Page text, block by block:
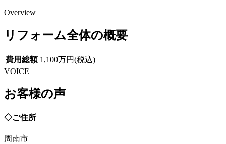
Overview
リフォーム全体の概要
費用総額 1,100万円(税込)
VOICE
お客様の声
◇ご住所
周南市